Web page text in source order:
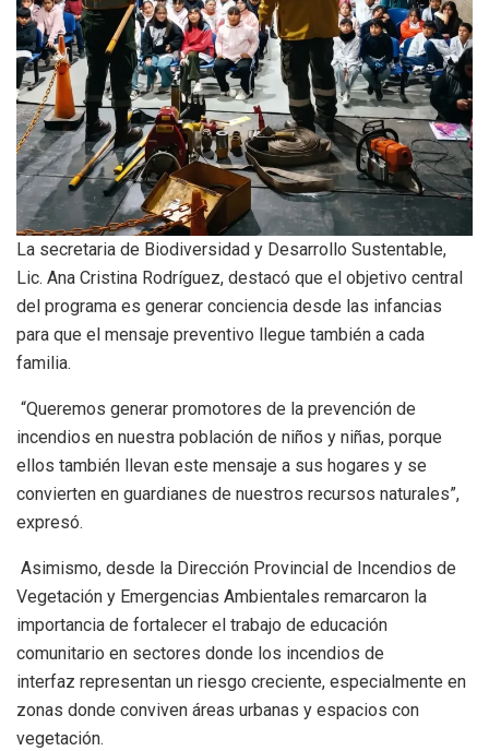
La secretaria de Biodiversidad y Desarrollo Sustentable,
Lic. Ana Cristina Rodríguez, destacó que el objetivo central
del programa es generar conciencia desde las infancias
para que el mensaje preventivo llegue también a cada
familia.
“Queremos generar promotores de la prevención de
incendios en nuestra población de niños y niñas, porque
ellos también llevan este mensaje a sus hogares y se
convierten en guardianes de nuestros recursos naturales”,
expresó.
Asimismo, desde la Dirección Provincial de Incendios de
Vegetación y Emergencias Ambientales remarcaron la
importancia de fortalecer el trabajo de educación
comunitario en sectores donde los incendios de
interfaz representan un riesgo creciente, especialmente en
zonas donde conviven áreas urbanas y espacios con
vegetación.